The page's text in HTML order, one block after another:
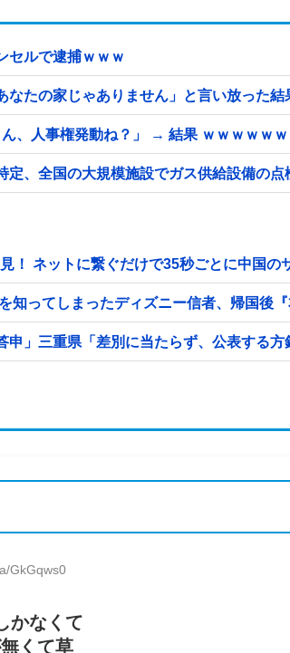
セルで逮捕ｗｗｗ
なたの家じゃありません」と言い放った
、人事権発動ね？」 → 結果 ｗｗｗｗｗｗ
、全国の大規模施設でガス供給設備の
！ ネットに繋ぐだけで35秒ごとに中国の
ってしまったディズニー信者、帰国後
」三重県「差別に当たらず、公表する方
GkGqws0
かなくて
くて草